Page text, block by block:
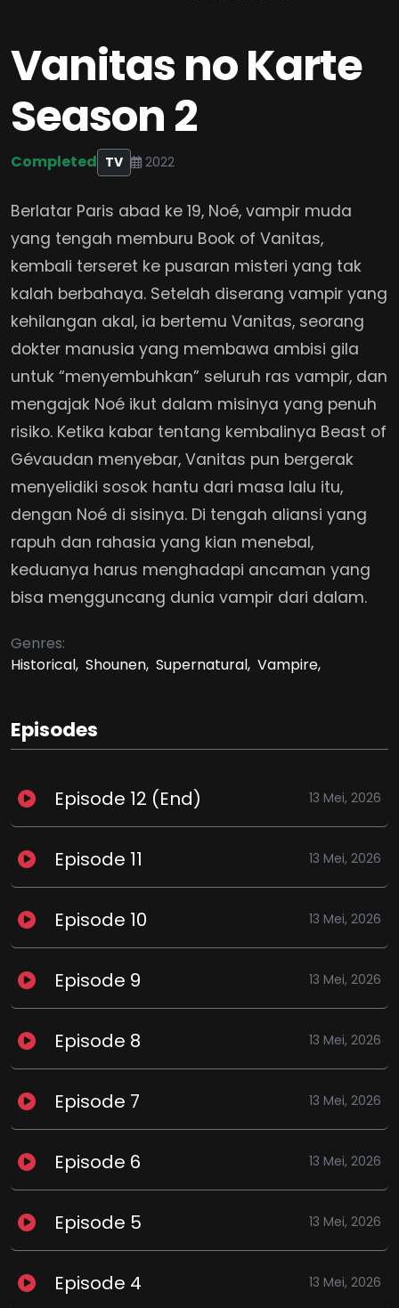
Vanitas no Karte
Season 2
Completed TV 2022
Berlatar Paris abad ke 19, Noé, vampir muda
yang tengah memburu Book of Vanitas,
kembali terseret ke pusaran misteri yang tak
kalah berbahaya. Setelah diserang vampir yang
kehilangan akal, ia bertemu Vanitas, seorang
dokter manusia yang membawa ambisi gila
untuk “menyembuhkan” seluruh ras vampir, dan
mengajak Noé ikut dalam misinya yang penuh
risiko. Ketika kabar tentang kembalinya Beast of
Gévaudan menyebar, Vanitas pun bergerak
menyelidiki sosok hantu dari masa lalu itu,
dengan Noé di sisinya. Di tengah aliansi yang
rapuh dan rahasia yang kian menebal,
keduanya harus menghadapi ancaman yang
bisa mengguncang dunia vampir dari dalam.
Genres:
Historical, Shounen, Supernatural, Vampire,
Episodes
Episode 12 (End) 13 Mei, 2026
Episode 11 13 Mei, 2026
Episode 10 13 Mei, 2026
Episode 9 13 Mei, 2026
Episode 8 13 Mei, 2026
Episode 7 13 Mei, 2026
Episode 6 13 Mei, 2026
Episode 5 13 Mei, 2026
Episode 4 13 Mei, 2026